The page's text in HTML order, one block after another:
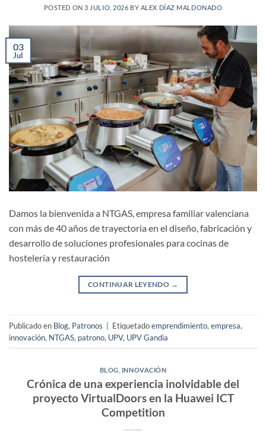
POSTED ON3 JULIO, 2026 BY ALEX DÍAZ MALDONADO
03
Jul
Damos la bienvenida a NTGAS, empresa familiar valenciana
con más de 40 años de trayectoria en el diseño, fabricación y
desarrollo de soluciones profesionales para cocinas de
hostelería y restauración
CONTINUAR LEYENDO →
Publicado en Blog, Patronos Etiquetadoemprendimiento, empresa,
innovación, NTGAS, patrono, UPV, UPV Gandia
BLOG INNOVACIÓN
Crónica de una experiencia inolvidable del
proyecto VirtualDoors en la Huawei ICT
Competition